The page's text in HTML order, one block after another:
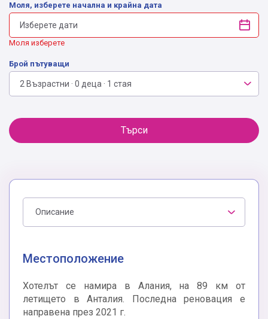
Моля, изберете начална и крайна дата
Моля изберете
Брой пътуващи
2 Възрастни · 0 деца · 1 стая
Търси
Описание
Местоположение
Хотелът се намира в Алания, на 89 км от
летището в Анталия. Последна реновация е
направена през 2021 г.